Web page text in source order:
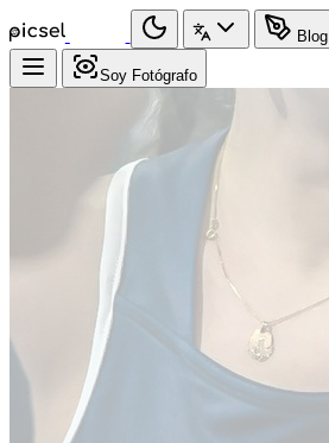
Blog
Soy Fotógrafo